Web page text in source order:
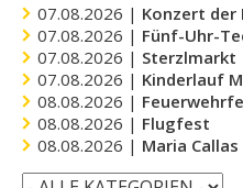
07.08.2026 | Konzert der
07.08.2026 | Fünf-Uhr-
07.08.2026 | Sterzlmarkt
07.08.2026 | Kinderlauf
08.08.2026 |
08.08.2026 | Flugfest
08.08.2026 | Maria